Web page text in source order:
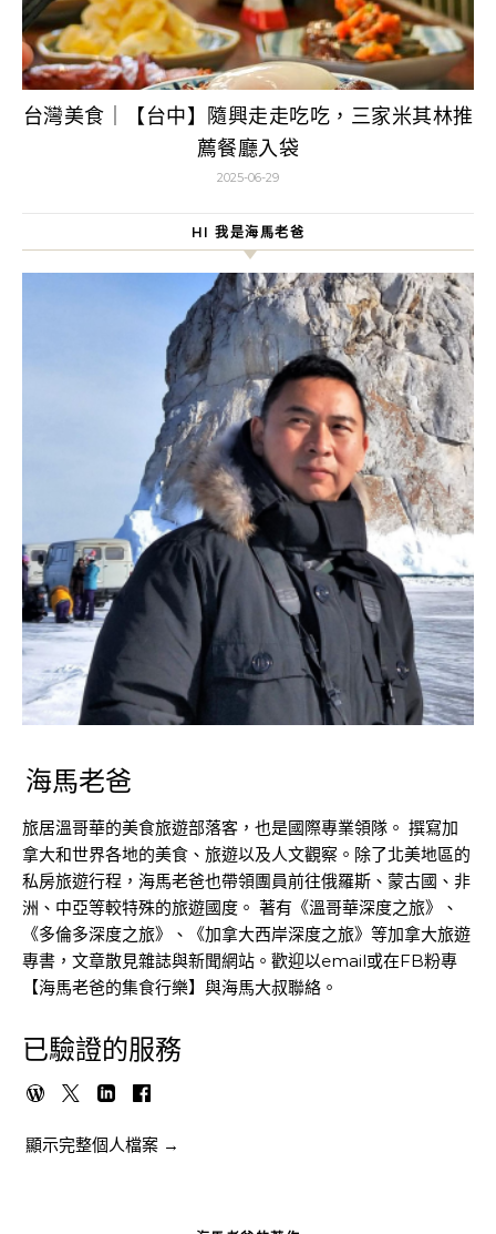
台灣美食｜【台中】隨興走走吃吃，三家米其林推
薦餐廳入袋
2025-06-29
HI 我是海馬老爸
海馬老爸
旅居溫哥華的美食旅遊部落客，也是國際專業領隊。 撰寫加
拿大和世界各地的美食、旅遊以及人文觀察。除了北美地區的
私房旅遊行程，海馬老爸也帶領團員前往俄羅斯、蒙古國、非
洲、中亞等較特殊的旅遊國度。 著有《溫哥華深度之旅》、
《多倫多深度之旅》、《加拿大西岸深度之旅》等加拿大旅遊
專書，文章散見雜誌與新聞網站。歡迎以email或在FB粉專
【海馬老爸的集食行樂】與海馬大叔聯絡。
已驗證的服務
顯示完整個人檔案 →